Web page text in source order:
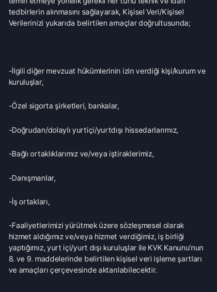
-Danışmanlar,
-İş ortakları,
yaptığımız, yurt içi/yurt dışı kuruluşlar ile KVK Kanunu’nun
8. ve 9. maddelerinde belirtilen kişisel veri işleme şartları
Veri İşleme Süresi ve Muhafaza Süresi
Kişisel verileriniz, işbu Aydınlatma Metninde belirtilen
tüm kanun ve sair yasal mevzuatta yer alan veri işleme ve
Kanunlarda veri işleme sürelerine ilişkin değişiklik
yapılması halinde, belirlenen yeni süreler esas alınacaktır.
Kişisel verileriniz, amaçla sınırlılık ilkesinin bir gereği olarak
işbu Aydınlatma Metninde açıklanan amaçların yerine
getirilmesi ve her halükârda Firma uygulamaları ve ticari
yaşamın teamülleri uyarınca işlenmesini gerektiren süre ile
sınırlı olarak işlenmekte, sürelerin dolması ardından ise